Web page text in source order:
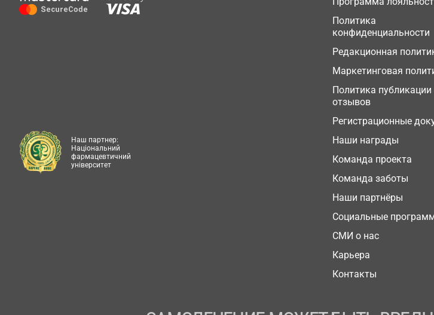
Политика
конфиденциальности
Редакционная
Маркетинговая
Политика публикации
отзывов
Регистрационные
Наши награды
Команда проекта
Команда заботы
Наши партнёры
Социальные
СМИ о нас
Карьера
Контакты
Наш партнер:
Національний
фармацевтичний
університет